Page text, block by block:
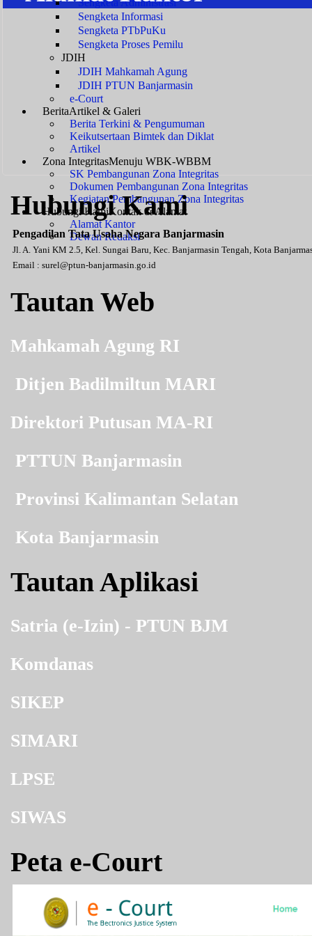
Sengketa Administrasi
Sengketa Informasi
Sengketa PTbPuKu
Sengketa Proses Pemilu
JDIH
JDIH Mahkamah Agung
JDIH PTUN Banjarmasin
e-Court
BeritaArtikel & Galeri
Berita Terkini & Pengumuman
Keikutsertaan Bimtek dan Diklat
Artikel
Zona IntegritasMenuju WBK-WBBM
SK Pembangunan Zona Integritas
Dokumen Pembangunan Zona Integritas
Kegiatan Pembangunan Zona Integritas
Hubungi KamiKontak & Alamat
Alamat Kantor
Dewan Redaksi
Hubungi Kami
Pengadilan Tata Usaha Negara Banjarmasin
Jl. A. Yani KM 2.5, Kel. Sungai Baru, Kec. Banjarmasin Tengah, Kota
Email : surel@ptun-banjarmasin.go.id
Tautan Web
Mahkamah Agung RI
Ditjen Badilmiltun MARI
Direktori Putusan MA-RI
PTTUN Banjarmasin
Provinsi Kalimantan Selatan
Kota Banjarmasin
Tautan Aplikasi
Satria (e-Izin) - PTUN BJM
Komdanas
SIKEP
SIMARI
LPSE
SIWAS
Peta e-Court